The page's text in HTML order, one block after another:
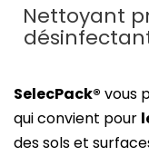
Nettoyant
SelecPack® vous
qui convient pour
des sols et